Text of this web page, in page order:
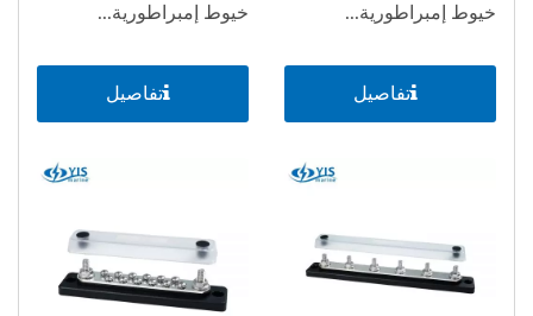
خيوط إمبراطورية...
تفاصيل
خيوط إمبراطورية...
تفاصيل